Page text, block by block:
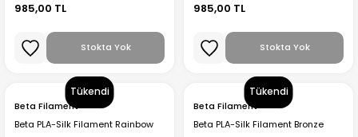
985,00 TL
Stokta Yok
985,00 TL
Stokta Yok
Tükendi
Beta Filament
Beta PLA-Silk Filament Rainbow
Tükendi
Beta Filament
Beta PLA-Silk Filament Bronze